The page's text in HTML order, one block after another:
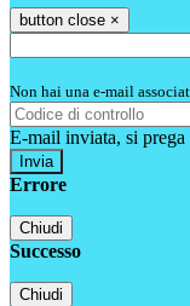
button close ×
Non hai una e-mail
E-mail inviata, si
Errore
Chiudi
Successo
Chiudi